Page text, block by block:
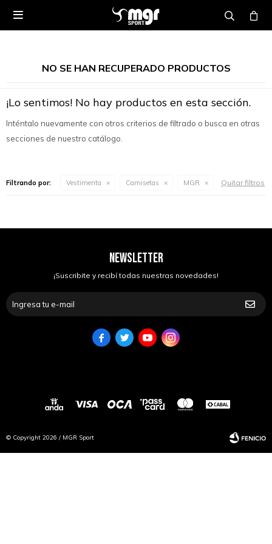

NO SE HAN RECUPERADO PRODUCTOS
¡Lo sentimos! No hay productos en esta sección.
Inténtalo nuevamente con otros criterios de filtrado o busca en otras
secciones de nuestro catálogo.
Filtrando por: Vestimenta Camisetas MGR Quitar filtros
NEWSLETTER
¡Suscribite y recibí todas nuestras novedades!
   
© Copyright 2026 / MGR Sport